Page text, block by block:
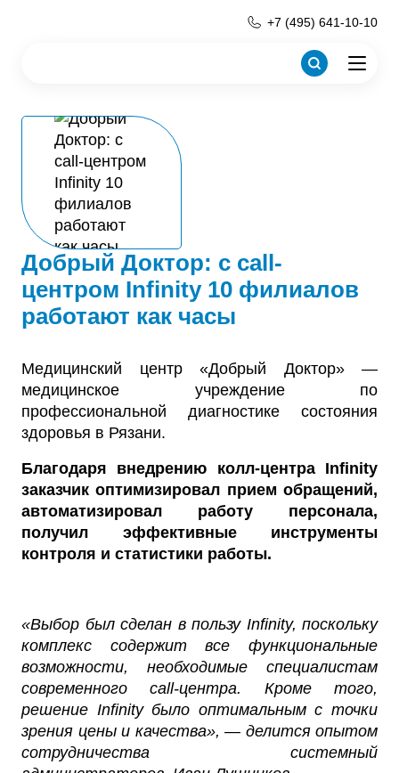
+7 (495) 641-10-10
Добрый Доктор: с call-
центром Infinity 10 филиалов
работают как часы
Медицинский центр «Добрый Доктор» —
медицинское учреждение по
профессиональной диагностике состояния
здоровья в Рязани.
Благодаря внедрению колл-центра Infinity
заказчик оптимизировал прием обращений,
автоматизировал работу персонала,
получил эффективные инструменты
контроля и статистики работы.
«Выбор был сделан в пользу Infinity, поскольку
комплекс содержит все функциональные
возможности, необходимые специалистам
современного call-центра. Кроме того,
решение Infinity было оптимальным с точки
зрения цены и качества», — делится опытом
сотрудничества системный